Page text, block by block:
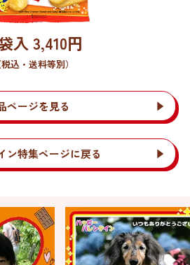
入 3,410円
税込・送料等別）
ページを見る
ン特集ページに戻る